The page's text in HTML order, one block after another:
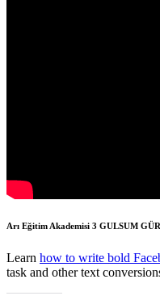
Arı Eğitim Akademisi 3 GULSUM
Learn how to write bold
task and other text